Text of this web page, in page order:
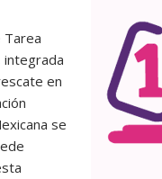
Tarea
integrada
en
se